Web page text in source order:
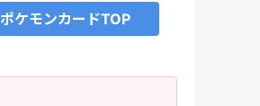
ポケモンカードTOP